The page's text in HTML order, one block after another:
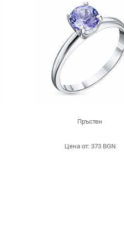
Пръстен
Цена от: 373 BGN